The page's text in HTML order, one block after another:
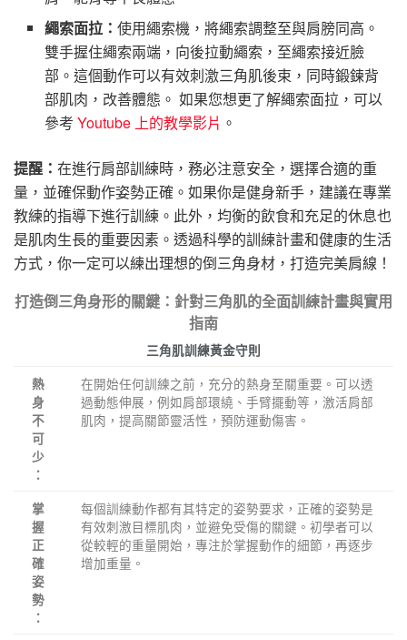
繩索面拉：使用繩索機，將繩索調整至與肩膀同高。
雙手握住繩索兩端，向後拉動繩索，至繩索接近臉
部。這個動作可以有效刺激三角肌後束，同時鍛鍊背
部肌肉，改善體態。 如果您想更了解繩索面拉，可以
參考Youtube 上的教學影片 。
提醒： 在進行肩部訓練時，務必注意安全，選擇合適的重
量，並確保動作姿勢正確。如果你是健身新手，建議在專業
教練的指導下進行訓練。此外，均衡的飲食和充足的休息也
是肌肉生長的重要因素。透過科學的訓練計畫和健康的生活
方式，你一定可以練出理想的倒三角身材，打造完美肩線！
打造倒三角身形的關鍵：針對三角肌的全面訓練計畫與實用
指南
三角肌訓練黃金守則
熱
身
不
可
少
：
在開始任何訓練之前，充分的熱身至關重要。可以透
過動態伸展，例如肩部環繞、手臂擺動等，激活肩部
肌肉，提高關節靈活性，預防運動傷害。
掌
握
正
確
姿
勢
：
每個訓練動作都有其特定的姿勢要求，正確的姿勢是
有效刺激目標肌肉，並避免受傷的關鍵。初學者可以
從較輕的重量開始，專注於掌握動作的細節，再逐步
增加重量。